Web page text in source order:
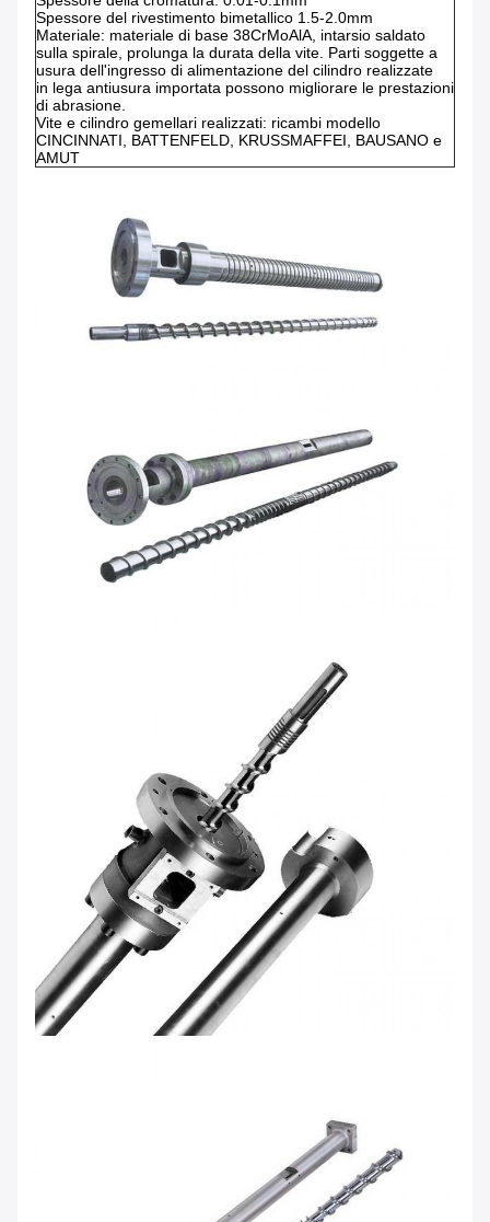
Spessore del rivestimento bimetallico 1.5-2.0mm
Materiale: materiale di base 38CrMoAlA, intarsio saldato
sulla spirale, prolunga la durata della vite. Parti soggette a
usura dell'ingresso di alimentazione del cilindro realizzate
in lega antiusura importata possono migliorare le prestazioni
di abrasione.
Vite e cilindro gemellari realizzati: ricambi modello
CINCINNATI, BATTENFELD, KRUSSMAFFEI, BAUSANO e
AMUT